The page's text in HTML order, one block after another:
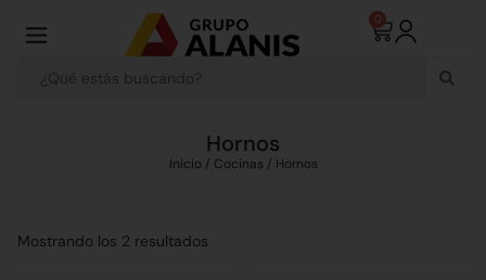
0
Hornos
Inicio / Cocinas / Hornos
Mostrando los 2 resultados